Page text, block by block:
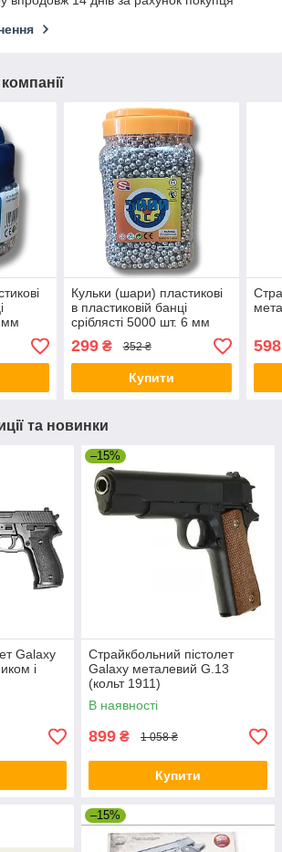
мм
Кульки (шари) пластикові
в пластиковій банці
сріблясті 5000 шт. 6 мм
299₴ 352 ₴
Купити
598
та новинки
Galaxy
і
–15%
Страйкбольний пістолет
Galaxy металевий G.13
(кольт 1911)
В наявності
899 ₴ 1 058 ₴
Купити
–15%